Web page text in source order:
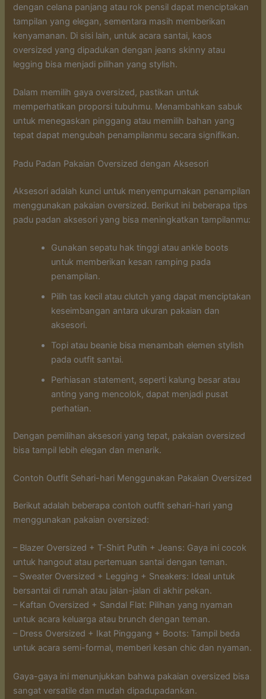
dengan celana panjang atau rok pensil dapat menciptakan
tampilan yang elegan, sementara masih memberikan
kenyamanan. Di sisi lain, untuk acara santai, kaos
oversized yang dipadukan dengan jeans skinny atau
legging bisa menjadi pilihan yang stylish.
Dalam memilih gaya oversized, pastikan untuk
memperhatikan proporsi tubuhmu. Menambahkan sabuk
untuk menegaskan pinggang atau memilih bahan yang
tepat dapat mengubah penampilanmu secara signifikan.
Padu Padan Pakaian Oversized dengan Aksesori
Aksesori adalah kunci untuk menyempurnakan penampilan
menggunakan pakaian oversized. Berikut ini beberapa tips
padu padan aksesori yang bisa meningkatkan tampilanmu:
Gunakan sepatu hak tinggi atau ankle boots
untuk memberikan kesan ramping pada
penampilan.
Pilih tas kecil atau clutch yang dapat menciptakan
keseimbangan antara ukuran pakaian dan
aksesori.
Topi atau beanie bisa menambah elemen stylish
pada outfit santai.
Perhiasan statement, seperti kalung besar atau
anting yang mencolok, dapat menjadi pusat
perhatian.
Dengan pemilihan aksesori yang tepat, pakaian oversized
bisa tampil lebih elegan dan menarik.
Contoh Outfit Sehari-hari Menggunakan Pakaian Oversized
Berikut adalah beberapa contoh outfit sehari-hari yang
menggunakan pakaian oversized:
– Blazer Oversized + T-Shirt Putih + Jeans: Gaya ini cocok
untuk hangout atau pertemuan santai dengan teman.
– Sweater Oversized + Legging + Sneakers: Ideal untuk
bersantai di rumah atau jalan-jalan di akhir pekan.
– Kaftan Oversized + Sandal Flat: Pilihan yang nyaman
untuk acara keluarga atau brunch dengan teman.
– Dress Oversized + Ikat Pinggang + Boots: Tampil beda
untuk acara semi-formal, memberi kesan chic dan nyaman.
Gaya-gaya ini menunjukkan bahwa pakaian oversized bisa
sangat versatile dan mudah dipadupadankan.